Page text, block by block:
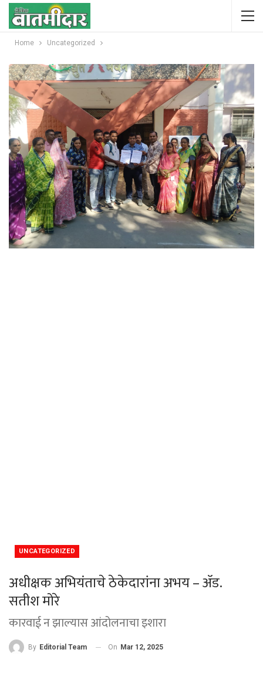
Home Uncategorized
UNCATEGORIZED
अधीक्षक अभियंताचे ठेकेदारांना अभय – ॲड.
सतीश मोरे
कारवाई न झाल्यास आंदोलनाचा इशारा
By Editorial Team On Mar 12, 2025